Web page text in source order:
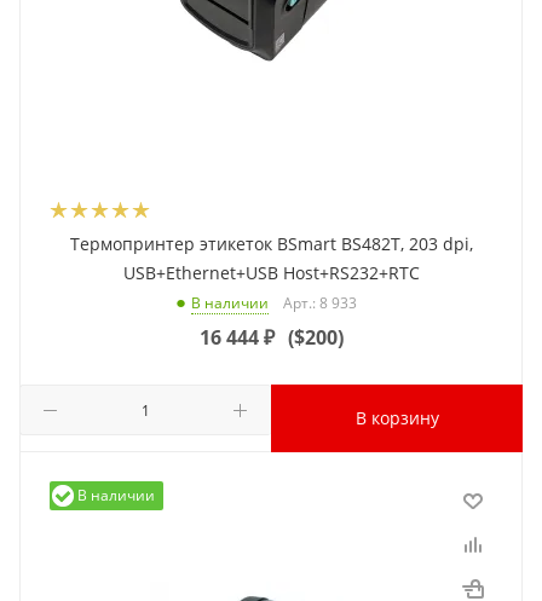
Термопринтер этикеток BSmart BS482T, 203 dpi,
USB+Ethernet+USB Host+RS232+RTC
В наличии Арт.: 8 933
16 444₽ ($200)
В корзину
В наличии